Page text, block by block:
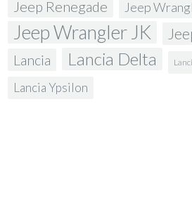
Jeep Renegade Jeep
Jeep Wrangler JK
Lancia Lancia Delta
Lancia Ypsilon